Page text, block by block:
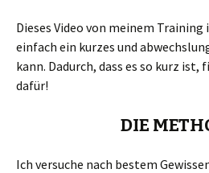
Dieses Video von meinem
einfach ein kurzes und
kann. Dadurch, dass es so kurz
dafür!
DIE
Ich versuche nach bestem